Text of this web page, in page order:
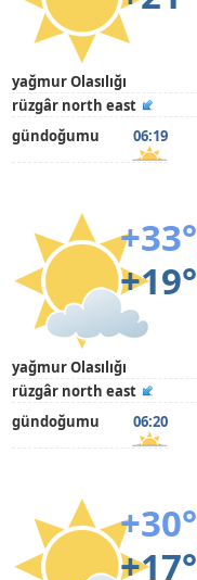
yağmur Olasılığı
rüzgâr north east
gündoğumu
06:19
+33°
+19°
yağmur Olasılığı
rüzgâr north east
gündoğumu
06:20
+30°
+17°